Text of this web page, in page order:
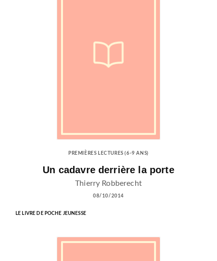
PREMIÈRES LECTURES (6-9 ANS)
Un cadavre derrière la porte
Thierry Robberecht
08/10/2014
LE LIVRE DE POCHE JEUNESSE